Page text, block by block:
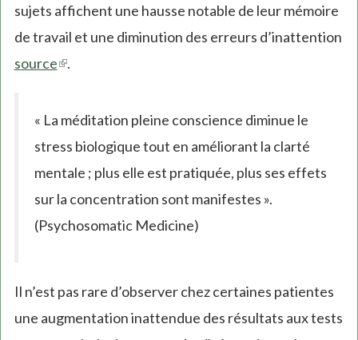
sujets affichent une hausse notable de leur mémoire
de travail et une diminution des erreurs d’inattention
source(link
external)
.
« La méditation pleine conscience diminue le
stress biologique tout en améliorant la clarté
mentale ; plus elle est pratiquée, plus ses effets
sur la concentration sont manifestes ».
(Psychosomatic Medicine)
Il n’est pas rare d’observer chez certaines patientes
une augmentation inattendue des résultats aux tests